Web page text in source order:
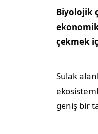
Biyolojik
çekmek
Sulak
geniş bir